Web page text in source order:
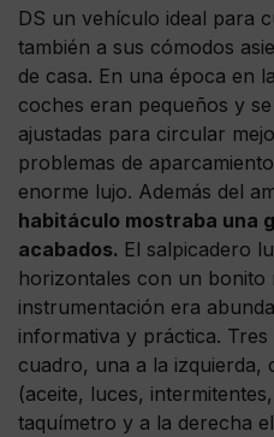
DS un vehículo ideal para
también a sus cómodos
de casa. En una época en
coches eran pequeños y
ajustadas para circular
problemas de
enorme lujo. Además del
habitáculo mostraba una
acabados. El salpicadero
horizontales con un bonito
instrumentación era
informativa y práctica.
cuadro, una a la izquierda,
(aceite, luces,
taquímetro y a la derecha